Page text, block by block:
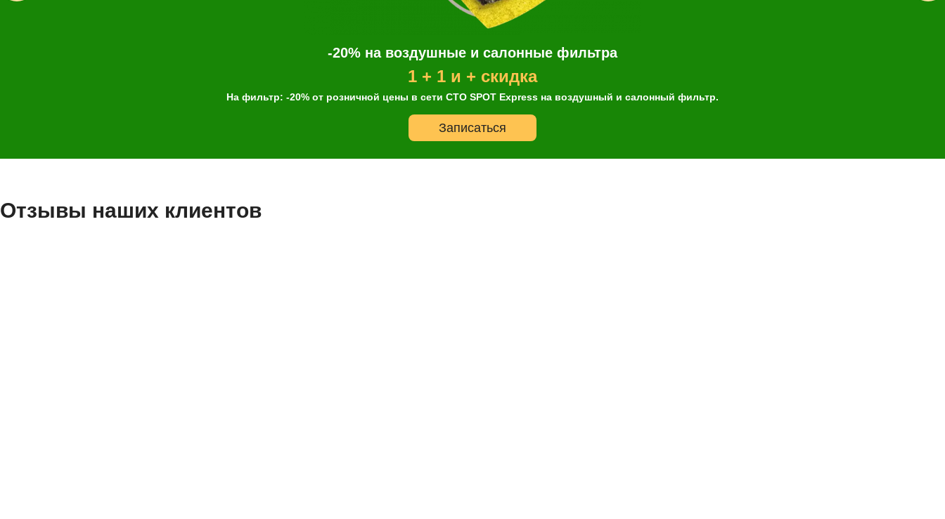
-20% на воздушные и салонные фильтра
1 + 1 и + скидка
На фильтр: -20% от розничной цены в сети СТО SPOT Express на воздушный и салонный фильтр.
Записаться
Отзывы наших клиентов